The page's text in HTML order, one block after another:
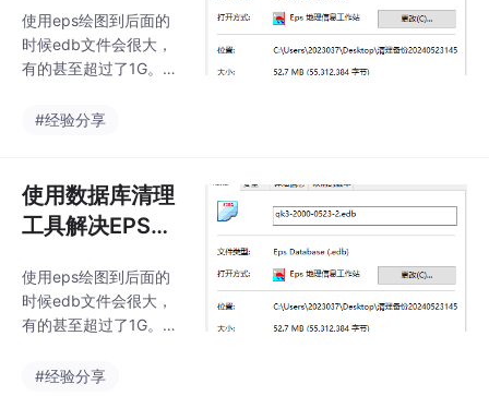
函数，参数设置为"Y"可
返回出生日期与当前日
期的整年差值。操作过
程中需注意将结果单元
保正确显示。
的问题
使用eps绘图到后面的
时候edb文件会很大，
有的甚至超过了1G。比
大，文件却有50多M。
#经验分享
使用数据库清理
工具解决EPS文
的问题
使用eps绘图到后面的
时候edb文件会很大，
有的甚至超过了1G。比
大，文件却有50多M。
#经验分享